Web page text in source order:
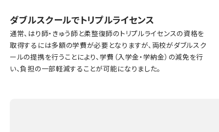
ダブルスクールでトリプルライセンス
通常、はり師・きゅう師と柔整復師のトリプルライセンスの資格を
取得するには多額の学費が必要となりますが、両校がダブルスク
ールの提携を行うことにより、学費（入学金・学納金）の減免を行
い、負担の一部軽減することが可能になりました。